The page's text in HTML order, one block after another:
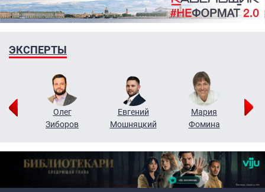
ЭКСПЕРТЫ
Олег
Зиборов
Евгений
Мошняцкий
Мария
Фомина